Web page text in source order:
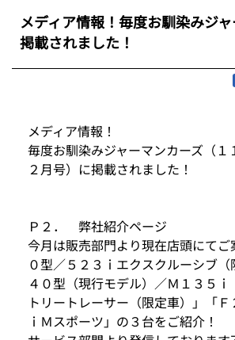
メディア情報！毎度お馴染みジ
掲載されました！
メディア情報！
毎度お馴染みジャーマンカーズ（
２月号）に掲載されました！
Ｐ２． 弊社紹介ページ
今月は販売部門より現在店頭にてご
０型／５２３ｉエクスクルーシブ（
４０型（現行モデル）／Ｍ１３５ｉ
トリートレーサー（限定車）」「Ｆ
ｉＭスポーツ」の３台をご紹介！